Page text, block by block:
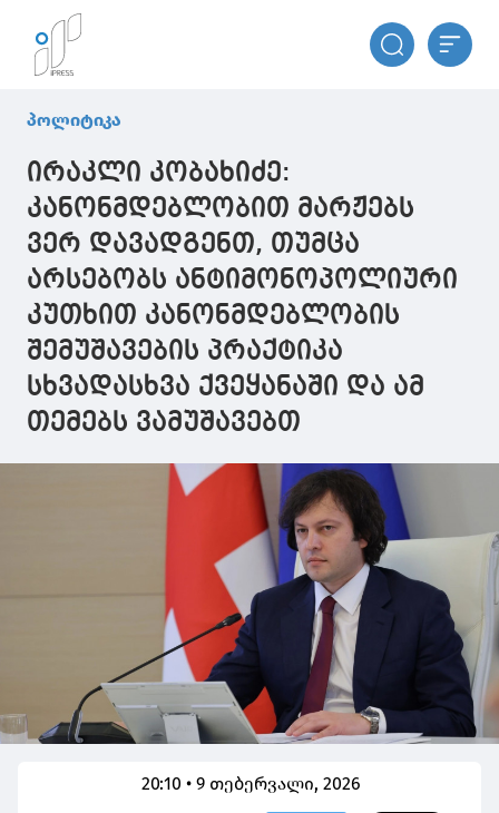
პოლიტიკა
ირაკლი კობახიძე:
კანონმდებლობით მარჟებს
ვერ დავადგენთ, თუმცა
არსებობს ანტიმონოპოლიური
კუთხით კანონმდებლობის
შემუშავების პრაქტიკა
სხვადასხვა ქვეყანაში და ამ
თემებს ვამუშავებთ
20:10 • 9 თებერვალი, 2026